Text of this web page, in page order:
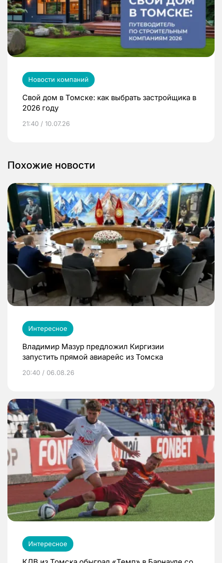
Новости компаний
Свой дом в Томске: как выбрать застройщика в
2026 году
21:40 / 10.07.26
Похожие новости
Интересное
Владимир Мазур предложил Киргизии
запустить прямой авиарейс из Томска
20:40 / 06.08.26
Интересное